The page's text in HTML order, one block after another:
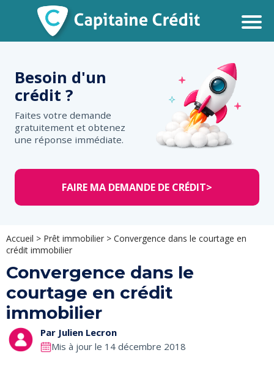
Besoin d'un
crédit ?
Faites votre demande
gratuitement et obtenez
une réponse immédiate.
FAIRE MA DEMANDE DE CRÉDIT>
Accueil > Prêt immobilier > Convergence dans le courtage en
crédit immobilier
Convergence dans le
courtage en crédit
immobilier
Par Julien Lecron
Mis à jour le 14 décembre 2018